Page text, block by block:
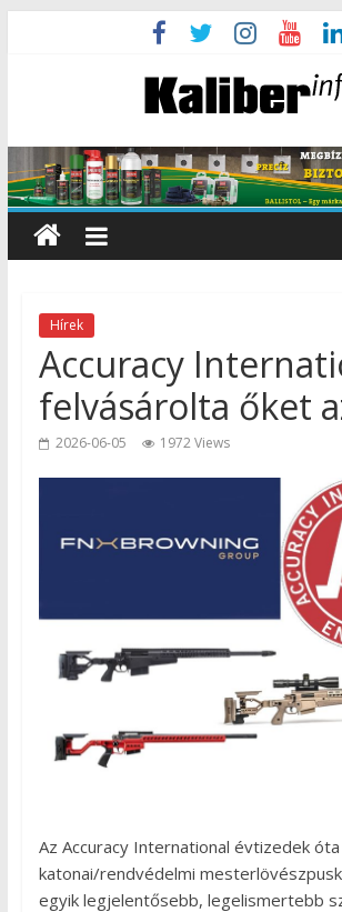
Hírek
Accuracy
felvásárolta őket
2026-06-05 1972 Views
Az Accuracy International évtizedek óta
katonai/rendvédelmi
egyik legjelentősebb, legelismertebb